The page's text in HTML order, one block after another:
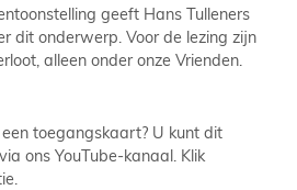
geeft Hans Tulleners
dit onderwerp. Voor de lezing zijn
alleen onder onze Vrienden.
toegangskaart? U kunt dit
ons YouTube-kanaal. Klik